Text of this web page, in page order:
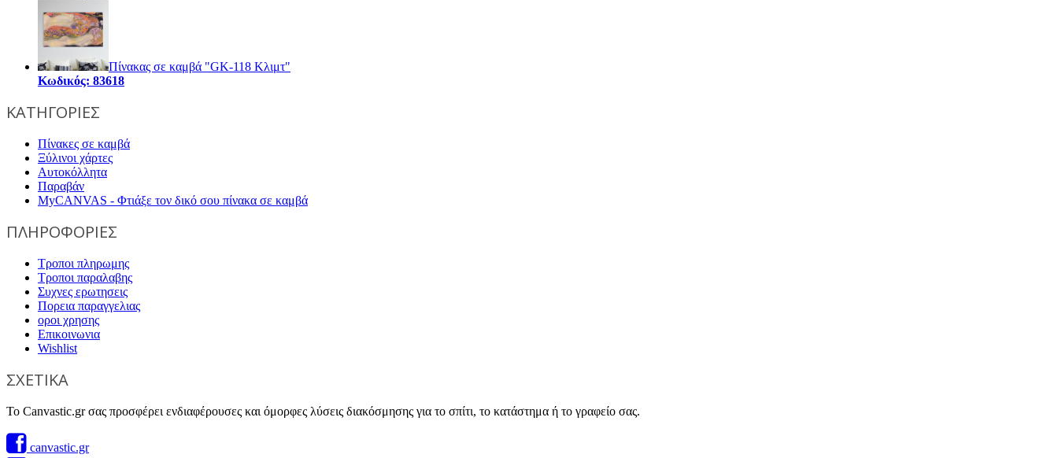
Πίνακας σε καμβά "GK-118 Κλιμτ"
Κωδικός: 83618
ΚΑΤΗΓΟΡΙΕΣ
Πίνακες σε καμβά
Ξύλινοι χάρτες
Αυτοκόλλητα
Παραβάν
MyCANVAS - Φτιάξε τον δικό σου πίνακα σε καμβά
ΠΛΗΡΟΦΟΡΙΕΣ
Τροποι πληρωμης
Τροποι παραλαβης
Συχνες ερωτησεις
Πορεια παραγγελιας
οροι χρησης
Επικοινωνια
Wishlist
ΣΧΕΤΙΚΑ
Το Canvastic.gr σας προσφέρει ενδιαφέρουσες και όμορφες λύσεις διακόσμησης για το σπίτι, το κατάστημα ή το γραφείο σας.
canvastic.gr